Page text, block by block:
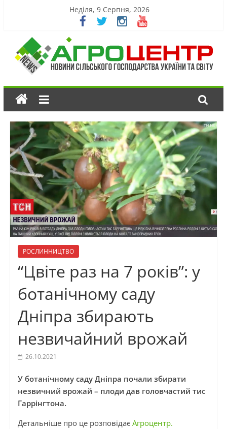
Неділя, 9 Серпня, 2026
РОСЛИННИЦТВО
“Цвіте раз на 7 років”: у
ботанічному саду
Дніпра збирають
незвичайний врожай
26.10.2021
У ботанічному саду Дніпра почали збирати
незвичний врожай – плоди дав головчастий тис
Гаррінгтона.
Детальніше про це розповідає Агроцентр.